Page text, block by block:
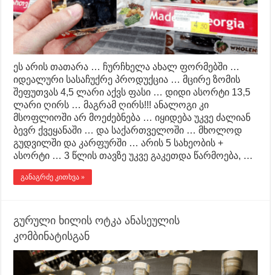
ეს არის თათარა … ჩურჩხელა ახალ ფორმებში …
იდეალური სასაჩუქრე პროდუქცია … მცირე ზომის
შეფუთვას 4,5 ლარი აქვს ფასი … დიდი ასორტი 13,5
ლარი ღირს … მაგრამ ღირს!!! ანალოგი კი
მსოფლიოში არ მოეძებნება … იყიდება უკვე ძალიან
ბევრ ქვეყანაში … და საქართველოში … მხოლოდ
გუდვილში და კარფურში … არის 5 სახეობის +
ასორტი … 3 წლის თავზე უკვე გაკეთდა წარმოება, …
განაგრძე კითხვა »
გურული ხილის ოტკა ანასეულის
კომბინატისგან